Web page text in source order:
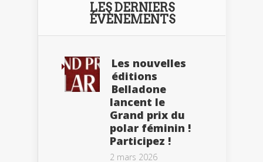
LES DERNIERS
ÉVÈNEMENTS
Les nouvelles
éditions
Belladone
lancent le
Grand prix du
polar féminin !
Participez !
2 mars 2026